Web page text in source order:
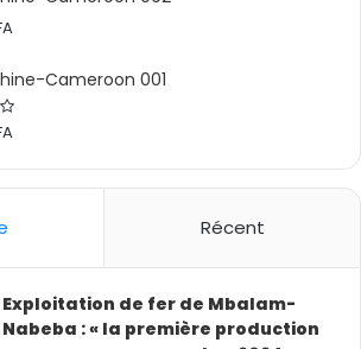
Cameroon 001
Récent
Exploitation de fer de Mbalam-
Nabeba : « la première production